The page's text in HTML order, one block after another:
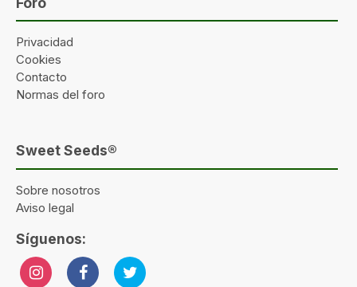
Privacidad
Cookies
Contacto
Normas del foro
Sweet Seeds®
Sobre nosotros
Aviso legal
Síguenos: